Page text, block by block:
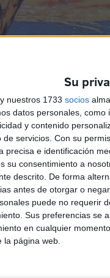
Su
nuestros 1733 socios
datos personales,
y contenido
de servicios. Con su
precisa e identificación
su consentimiento a
descrito. De forma
antes de otorgar o
puede no requerir
Sus preferencias se
en cualquier
la página web.